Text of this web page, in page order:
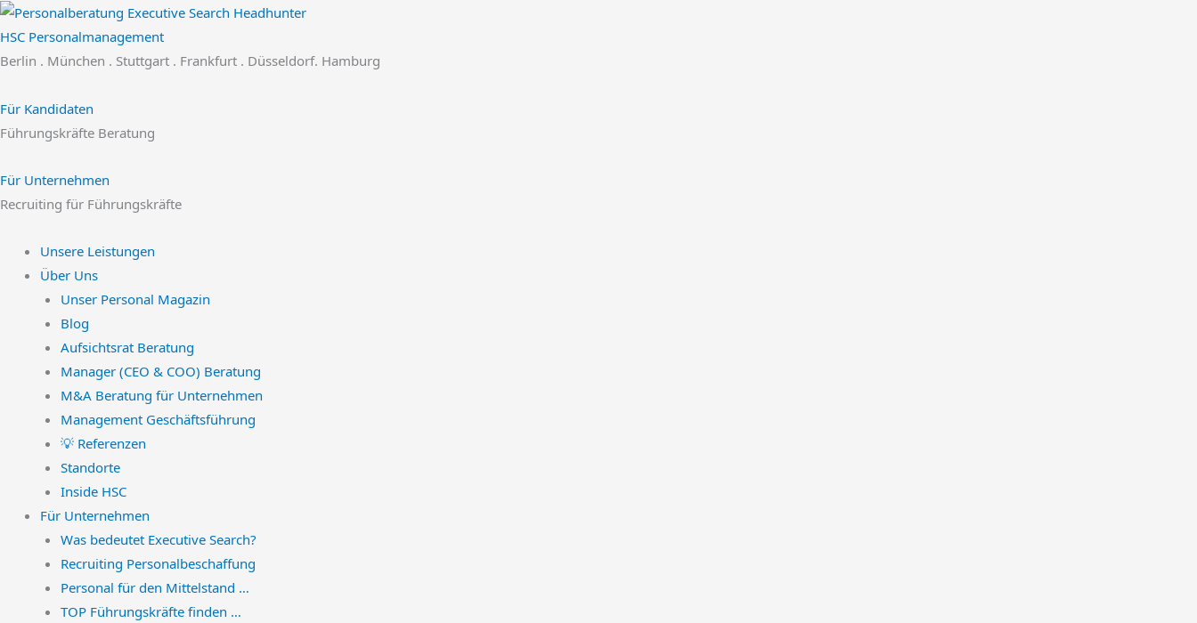
Zum
Inhalt
springen
HSC Personalmanagement
Berlin . München . Stuttgart . Frankfurt . Düsseldorf. Hamburg
Für Kandidaten
Führungskräfte Beratung
Für Unternehmen
Recruiting für Führungskräfte
Unsere Leistungen
Über Uns
Unser Personal Magazin
Blog
Aufsichtsrat Beratung
Manager (CEO & COO) Beratung
M&A Beratung für Unternehmen
Management Geschäftsführung
💡 Referenzen
Standorte
Inside HSC
Für Unternehmen
Was bedeutet Executive Search?
Recruiting Personalbeschaffung
Personal für den Mittelstand …
TOP Führungskräfte finden …